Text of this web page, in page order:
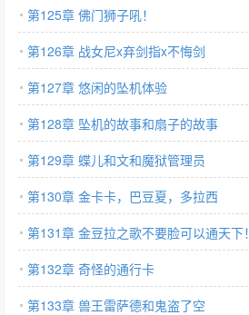
第125章 佛门狮子吼！
第126章 战女尼x弃剑指x不悔剑
第127章 悠闲的坠机体验
第128章 坠机的故事和扇子的故事
第129章 蝶儿和文和魔狱管理员
第130章 金卡卡，巴豆夏，多拉西
第131章 金豆拉之歌不要脸可以通天下！
第132章 奇怪的通行卡
第133章 兽王雷萨德和鬼盗了空